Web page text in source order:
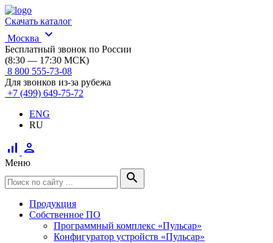
Скачать каталог
Москва
expand_more
Бесплатный звонок по России
(8:30 — 17:30 МСК)
8 800 555-73-08
Для звонков из-за рубежа
+7 (499) 649-75-72
ENG
RU
signal_cellular_alt person
Меню
search
Продукция
Собственное ПО
Программный комплекс «Пульсар»
Конфигуратор устройств «Пульсар»